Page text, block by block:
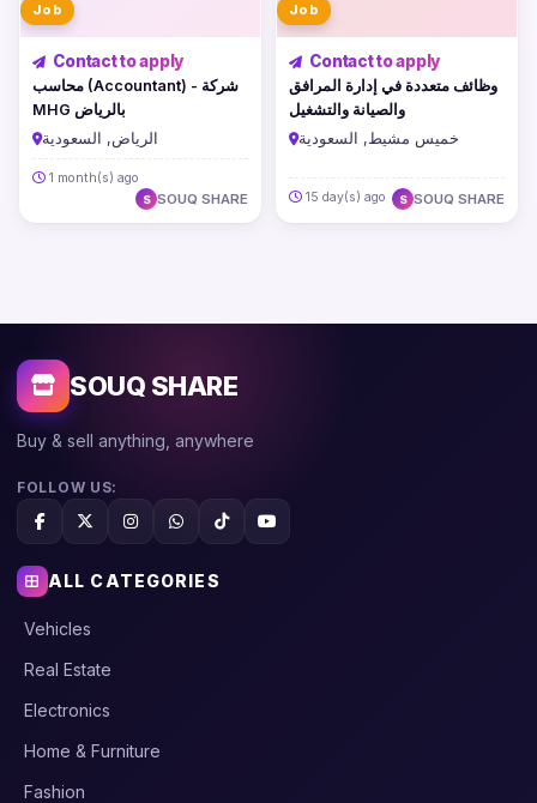
Job
Contact to apply
محاسب (Accountant) - شركة
MHG بالرياض
الرياض, السعودية
1 month(s) ago
S SOUQ SHARE
Job
Contact to apply
وظائف متعددة في إدارة المرافق
والصيانة والتشغيل
خميس مشيط, السعودية
15 day(s) ago S SOUQ SHARE
SOUQ SHARE
Buy & sell anything, anywhere
FOLLOW US:
ALL CATEGORIES
Vehicles
Real Estate
Electronics
Home & Furniture
Fashion